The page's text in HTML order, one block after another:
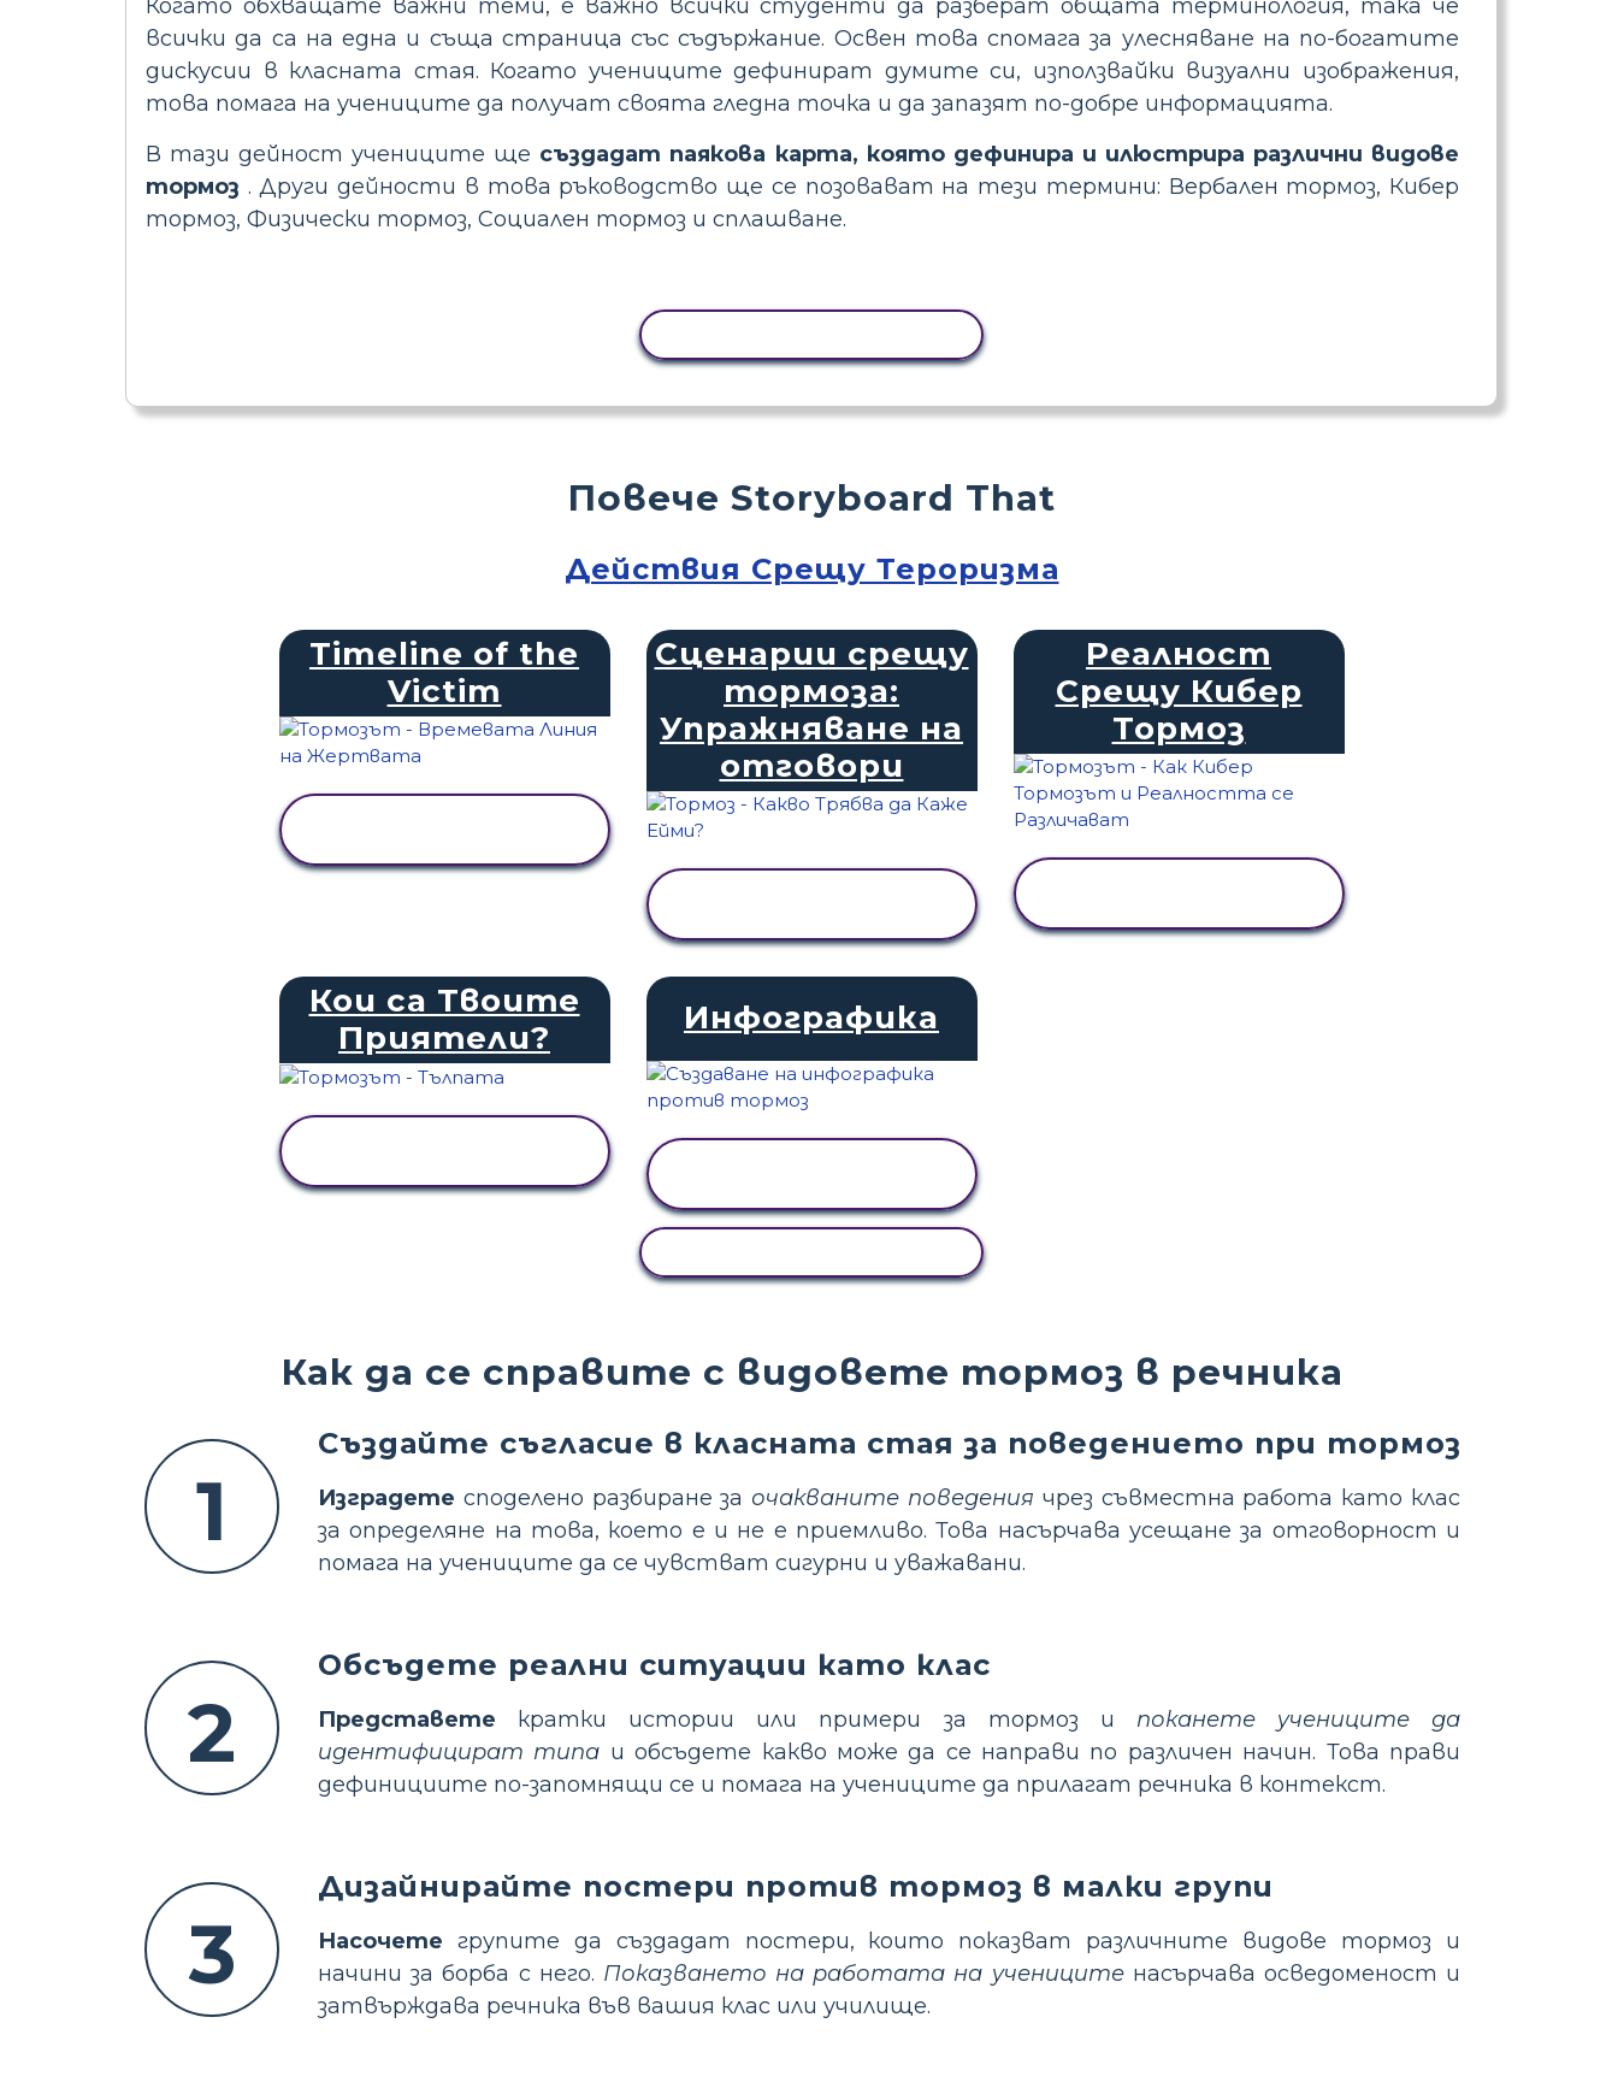
Когато обхващате важни теми, е важно всички студенти да разберат общата терминология, така че
всички да са на една и съща страница със съдържание. Освен това спомага за улесняване на по-богатите
дискусии в класната стая. Когато учениците дефинират думите си, използвайки визуални изображения,
това помага на учениците да получат своята гледна точка и да запазят по-добре информацията.
В тази дейност учениците ще създадат паякова карта, която дефинира и илюстрира различни видове
тормоз . Други дейности в това ръководство ще се позовават на тези термини: Вербален тормоз, Кибер
тормоз, Физически тормоз, Социален тормоз и сплашване.
Как да се справите с видовете тормоз в речника
1
Създайте съгласие в класната стая за поведението при тормоз
Изградете споделено разбиране за очакваните поведения чрез съвместна работа като клас
за определяне на това, което е и не е приемливо. Това насърчава усещане за отговорност и
помага на учениците да се чувстват сигурни и уважавани.
2
Обсъдете реални ситуации като клас
Представете кратки истории или примери за тормоз и поканете учениците да
идентифицират типа и обсъдете какво може да се направи по различен начин. Това прави
дефинициите по-запомнящи се и помага на учениците да прилагат речника в контекст.
3
Дизайнирайте постери против тормоз в малки групи
Насочете групите да създадат постери, които показват различните видове тормоз и
начини за борба с него. Показването на работата на ученицитенасърчава осведоменост и
затвърждава речника във вашия клас или училище.
Повече Storyboard That
Действия Срещу Тероризма
Timeline of the
Victim
Сценарии срещу
тормоза:
Упражняване на
отговори
Реалност
Срещу Кибер
Тормоз
Кои са Твоите
Приятели?
Инфографика